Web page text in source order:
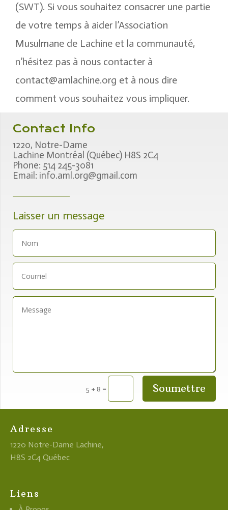
(SWT). Si vous souhaitez consacrer une partie
de votre temps à aider l’Association
Musulmane de Lachine et la communauté,
n’hésitez pas à nous contacter à
contact@amlachine.org et à nous dire
comment vous souhaitez vous impliquer.
Contact Info
1220, Notre-Dame
Lachine Montréal (Québec) H8S 2C4
Phone: 514 245-3081
Email: info.aml.org@gmail.com
Laisser un message
5 + 8 = Soumettre
Adresse
1220 Notre-Dame Lachine,
H8S 2C4 Québec
Liens